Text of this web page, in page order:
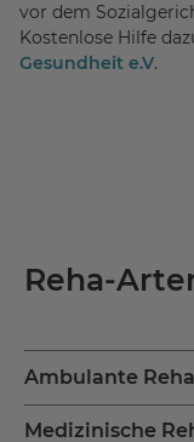
vor dem
Kostenlose Hilfe
Gesundheit e.V.
Reha-
Ambulante Reha
Medizinische